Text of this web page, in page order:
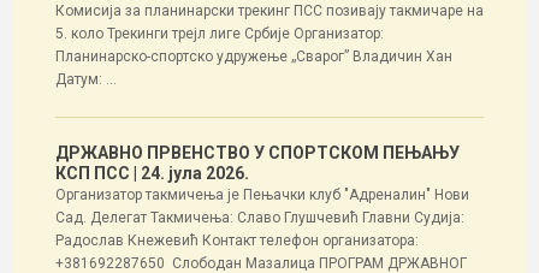
Комисија за планинарски трекинг ПСС позивају такмичаре на
5. коло Трекинги трејл лиге Србије Организатор:
Планинарско-спортско удружење „Сварог” Владичин Хан
Датум: ...
ДРЖАВНО ПРВЕНСТВО У СПОРТСКОМ ПЕЊАЊУ
КСП ПСС
| 24. јула 2026.
Организатор такмичења је Пењачки клуб "Адреналин" Нови
Сад. Делегат Такмичења: Славо Глушчевић Главни Судија:
Радослав Кнежевић Контакт телефон организатора:
+381692287650 Слободан Мазалица ПРОГРАМ ДРЖАВНОГ